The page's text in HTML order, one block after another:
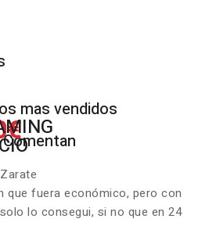
mas vendidos
que fuera económico, pero con
lo consegui, si no que en 24